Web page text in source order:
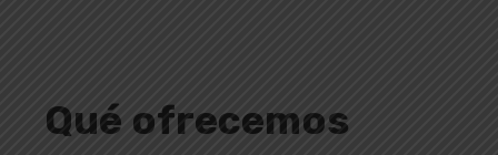
Qué ofrecemos